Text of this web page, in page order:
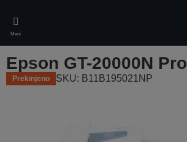
main
content
Meni
Epson GT-20000N Pro
Prekinjeno SKU: B11B195021NP